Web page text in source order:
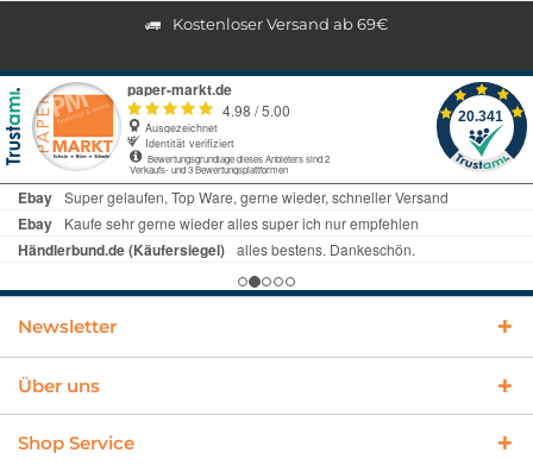
Kostenloser Versand ab 69€
Newsletter
Über uns
Shop Service